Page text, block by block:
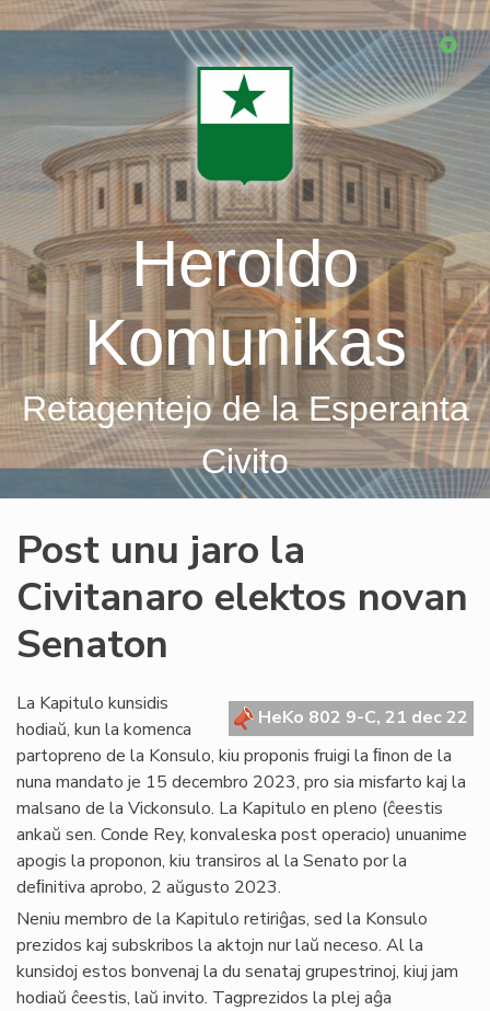
Skip
Heroldo
Komunikas
Retagentejo de la Esperanta
Civito
Post unu jaro la
Civitanaro elektos novan
Senaton
HeKo 802 9-C, 21 dec 22
La Kapitulo kunsidis
hodiaŭ, kun la komenca
partopreno de la Konsulo, kiu proponis fruigi la ﬁnon de la
nuna mandato je 15 decembro 2023, pro sia misfarto kaj la
malsano de la Vickonsulo. La Kapitulo en pleno (ĉeestis
ankaŭ sen. Conde Rey, konvaleska post operacio) unuanime
apogis la proponon, kiu transiros al la Senato por la
deﬁnitiva aprobo, 2 aŭgusto 2023.
Neniu membro de la Kapitulo retiriĝas, sed la Konsulo
prezidos kaj subskribos la aktojn nur laŭ neceso. Al la
kunsidoj estos bonvenaj la du senataj grupestrinoj, kiuj jam
hodiaŭ ĉeestis, laŭ invito. Tagprezidos la plej aĝa